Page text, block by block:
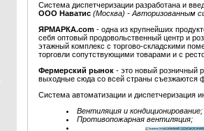
Система диспетчеризации разработана и
ООО Наватис (Москва) - Авторизованным
ЯРМАРКА.com - одна из крупнейших
себя оптовый продовольственный центр и
этажный комплекс с торгово-складскими
торговли сопутствующими товарами и с
Фермерский рынок - это новый розничный
выходные сюда со всей страны съезжаются
Система автоматизации и диспетчеризация
Вентиляция и кондиционирование;
Противопожарная вентиляция;